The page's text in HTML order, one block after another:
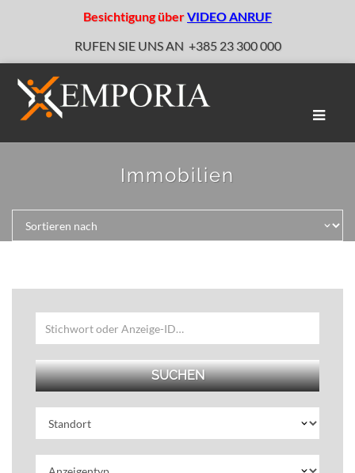
Besichtigung überVIDEO ANRUF
RUFEN SIE UNS AN +385 23 300 000
Immobilien